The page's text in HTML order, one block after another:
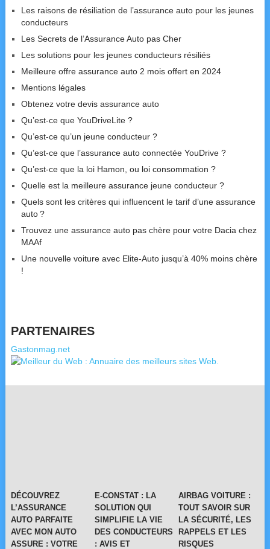
Les raisons de résiliation de l’assurance auto pour les jeunes
conducteurs
Les Secrets de l’Assurance Auto pas Cher
Les solutions pour les jeunes conducteurs résiliés
Meilleure offre assurance auto 2 mois offert en 2024
Mentions légales
Obtenez votre devis assurance auto
Qu’est-ce que YouDriveLite ?
Qu’est-ce qu’un jeune conducteur ?
Qu’est-ce que l’assurance auto connectée YouDrive ?
Qu’est-ce que la loi Hamon, ou loi consommation ?
Quelle est la meilleure assurance jeune conducteur ?
Quels sont les critères qui influencent le tarif d’une assurance
auto ?
Trouvez une assurance auto pas chère pour votre Dacia chez
MAAf
Une nouvelle voiture avec Elite-Auto jusqu’à 40% moins chère
!
PARTENAIRES
Gastonmag.net
DÉCOUVREZ
L’ASSURANCE
AUTO PARFAITE
AVEC MON AUTO
ASSURE : VOTRE
E-CONSTAT : LA
SOLUTION QUI
SIMPLIFIE LA VIE
DES CONDUCTEURS
: AVIS ET
AIRBAG VOITURE :
TOUT SAVOIR SUR
LA SÉCURITÉ, LES
RAPPELS ET LES
RISQUES